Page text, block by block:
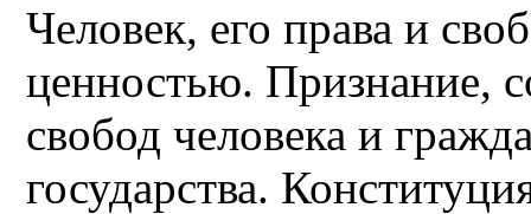
Человек, его права и
ценностью. Признание,
свобод человека и
государства.